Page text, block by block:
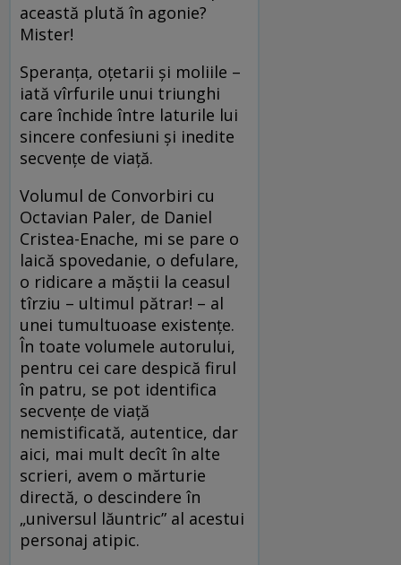
această plută în agonie?
Mister!
Speranța, oțetarii și moliile –
iată vîrfurile unui triunghi
care închide între laturile lui
sincere confesiuni și inedite
secvențe de viață.
Volumul de Convorbiri cu
Octavian Paler, de Daniel
Cristea-Enache, mi se pare o
laică spovedanie, o defulare,
o ridicare a măștii la ceasul
tîrziu – ultimul pătrar! – al
unei tumultuoase existențe.
În toate volumele autorului,
pentru cei care despică firul
în patru, se pot identifica
secvențe de viață
nemistificată, autentice, dar
aici, mai mult decît în alte
scrieri, avem o mărturie
directă, o descindere în
„universul lăuntric” al acestui
personaj atipic.